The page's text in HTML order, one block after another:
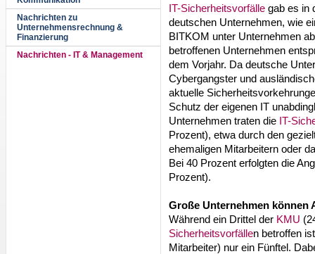
Nachrichten zu
Unternehmensrechnung &
Finanzierung
Nachrichten - IT & Management
IT-Sicherheitsvorfälle gab es in
deutschen Unternehmen, wie
BITKOM unter Unternehmen
betroffenen Unternehmen
dem Vorjahr. Da deutsche
Cybergangster und
aktuelle
Schutz der eigenen IT
Unternehmen traten die IT-
Prozent), etwa durch den
ehemaligen Mitarbeitern oder
Bei 40 Prozent erfolgten die
Prozent).
Große Unternehmen können
Während ein Drittel der KMU
Sicherheitsvorfällen betroffen
Mitarbeiter) nur ein Fünftel.